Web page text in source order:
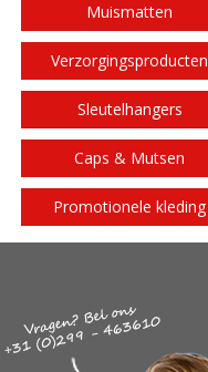
Muismatten
Verzorgingsproducten
Sleutelhangers
Caps & Mutsen
Promotionele kleding